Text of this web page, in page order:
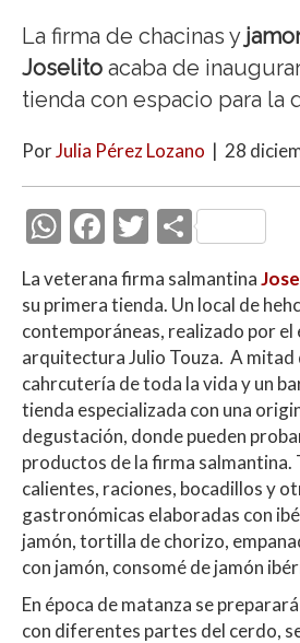
La firma de chacinas y
Joselito acaba de
tienda con espacio para la
PorJulia Pérez Lozano | 28
W
h
at
s
A
p
p
F
ac
e
b
o
o
k
T
itt
er
C
m
p
ar
ti
r
La veterana firma salmantina
su primera tienda. Un local de
contemporáneas, realizado por el
arquitectura Julio Touza. A mitad
cahrcutería de toda la vida y un
tienda especializada con una
degustación, donde pueden
productos de la firma salmantina.
calientes, raciones, bocadillos y
gastronómicas elaboradas con
jamón, tortilla de chorizo,
con jamón, consomé de jamón
En época de matanza se
con diferentes partes del cerdo,